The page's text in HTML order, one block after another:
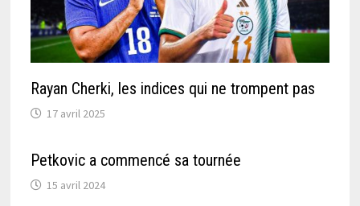
Rayan Cherki, les indices qui ne trompent pas
17 avril 2025
Petkovic a commencé sa tournée
15 avril 2024